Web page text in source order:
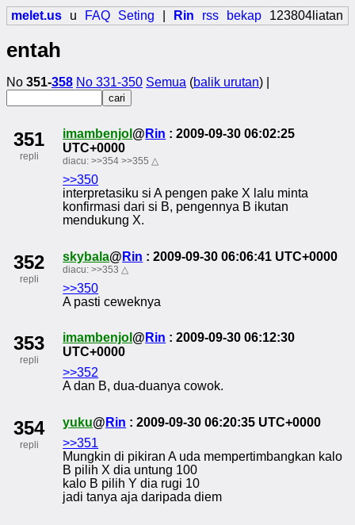
melet.us u FAQ Seting Rin rss bekap 123804liatan
entah
No 351-358 No 331-350 Semua (balik urutan) |
351
repli
imambenjol @ Rin : 2009-09-30 06:02:25
UTC+0000
diacu:>>354 >>355 △
>>350
interpretasiku si A pengen pake X lalu minta
konfirmasi dari si B, pengennya B ikutan
mendukung X.
352
repli
skybala@ Rin : 2009-09-30 06:06:41 UTC+0000
diacu:>>353 △
>>350
A pasti ceweknya
353
repli
imambenjol @ Rin : 2009-09-30 06:12:30
UTC+0000
>>352
A dan B, dua-duanya cowok.
354
repli
yuku@ Rin : 2009-09-30 06:20:35 UTC+0000
>>351
Mungkin di pikiran A uda mempertimbangkan kalo
B pilih X dia untung 100
kalo B pilih Y dia rugi 10
jadi tanya aja daripada diem